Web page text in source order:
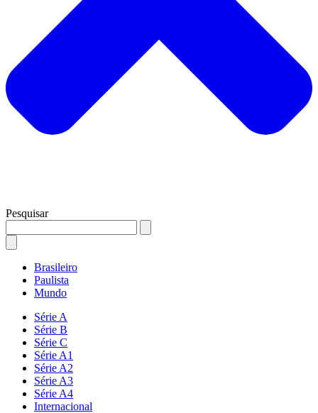
Pesquisar
Brasileiro
Paulista
Mundo
Série A
Série B
Série C
Série A1
Série A2
Série A3
Série A4
Internacional